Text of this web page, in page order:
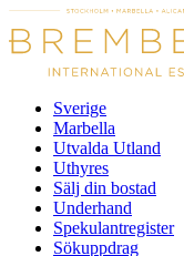
Sverige
Marbella
Utvalda Utland
Uthyres
Sälj din bostad
Underhand
Spekulantregister
Sökuppdrag